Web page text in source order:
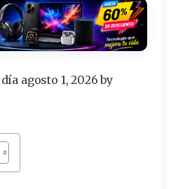
agosto 1, 2026 by